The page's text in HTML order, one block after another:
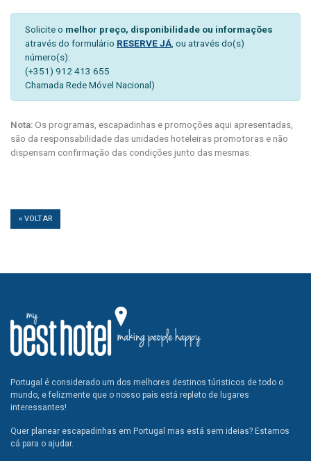
Solicite o melhor preço, disponibilidade ou informações
através do formulário RESERVE JÁ , ou através do(s)
número(s):
(+351) 912 413 655
Chamada Rede Móvel Nacional)
Nota:Os programas, escapadinhas e promoções aqui apresentadas,
são da responsabilidade das unidades hoteleiras promotoras e não
dispensam confirmação das condições junto das mesmas.
« VOLTAR
Portugal é considerado um dos melhores destinos túristicos de todo o
mundo, e felizmente que o nosso país está repleto de lugares
interessantes!
Quer planear escapadinhas em Portugal mas está sem ideias? Estamos
cá para o ajudar.